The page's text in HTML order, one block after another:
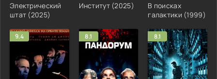
Электрический
штат (2025)
Институт (2025)
В поисках
галактики (1999)
9.4 8.1 8.1